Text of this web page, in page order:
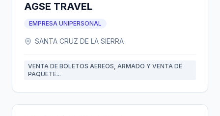
AGSE TRAVEL
EMPRESA UNIPERSONAL
SANTA CRUZ DE LA SIERRA
VENTA DE BOLETOS AEREOS, ARMADO Y VENTA DE
PAQUETE...